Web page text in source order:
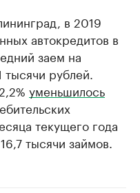
в 2019
автокредитов в
заем на
рублей.
уменьшилось
текущего года
тысячи займов.